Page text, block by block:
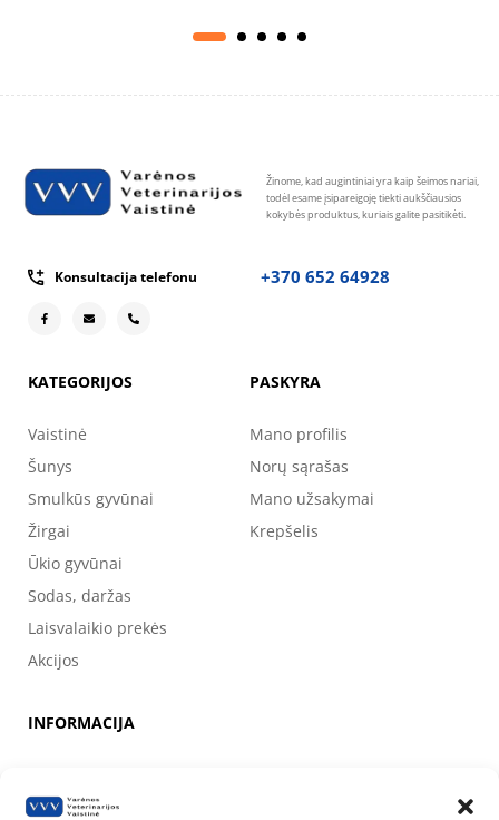
Žinome, kad augintiniai yra kaip šeimos nariai,
todėl esame įsipareigoję tiekti aukščiausios
kokybės produktus, kuriais galite pasitikėti.
Konsultacija telefonu +370 652 64928
KATEGORIJOS
Vaistinė
Šunys
Smulkūs gyvūnai
Žirgai
Ūkio gyvūnai
Sodas, daržas
Laisvalaikio prekės
Akcijos
PASKYRA
Mano profilis
Norų sąrašas
Mano užsakymai
Krepšelis
INFORMACIJA
Kontaktai